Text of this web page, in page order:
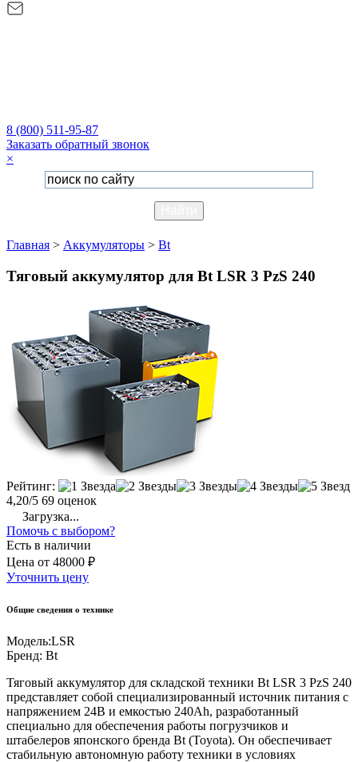
8 (800) 511-95-87
Заказать обратный звонок
×
Главная > Аккумуляторы > Bt
Тяговый аккумулятор для Bt LSR 3 PzS 240
Рейтинг:
4,20/5 69 оценок
Загрузка...
Помочь с выбором?
Есть в наличии
Цена от 48000 ₽
Уточнить цену
Общие сведения о технике
Модель:LSR
Бренд: Bt
Тяговый аккумулятор для складской техники Bt LSR 3 PzS 240
представляет собой специализированный источник питания с
напряжением 24В и емкостью 240Ah, разработанный
специально для обеспечения работы погрузчиков и
штабелеров японского бренда Bt (Toyota). Он обеспечивает
стабильную автономную работу техники в условиях